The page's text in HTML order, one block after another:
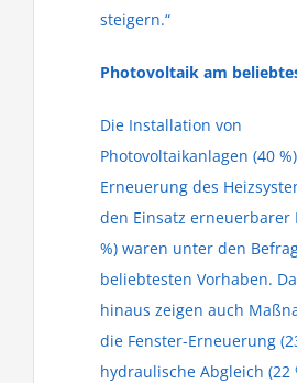
steigern.“
Photovoltaik am
Die Installation von
Photovoltaikanlagen (40
Erneuerung des
den Einsatz erneuerbarer
%) waren unter den
beliebtesten Vorhaben.
hinaus zeigen auch
die Fenster-Erneuerung
hydraulische Abgleich (22